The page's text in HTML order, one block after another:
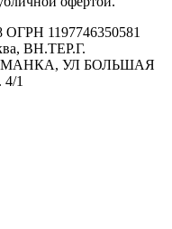
1197746350581
ВН.ТЕР.Г.
УЛ БОЛЬШАЯ
1